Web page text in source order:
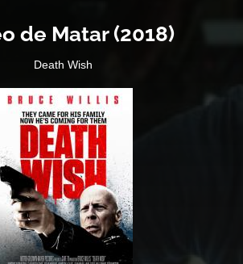
de Matar(2018)
Death Wish